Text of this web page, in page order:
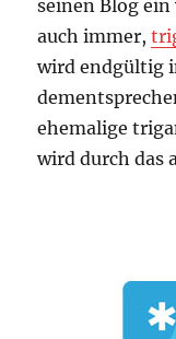
seinen Blog
auch immer,
wird endgültig
ehemalige
wird durch das